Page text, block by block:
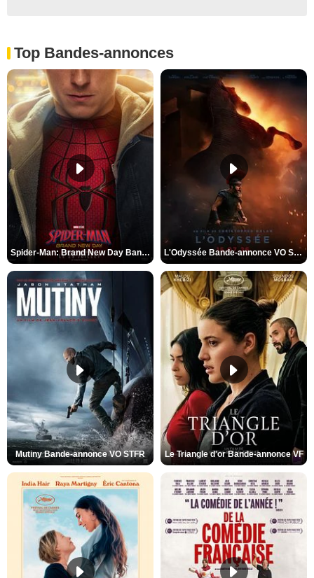
Top Bandes-annonces
Spider-Man: Brand New Day Bande-annonce VO STFR L'Odyssée Bande-annonce VO STFR
Mutiny Bande-annonce VO STFR Le Triangle d'or Bande-annonce VF